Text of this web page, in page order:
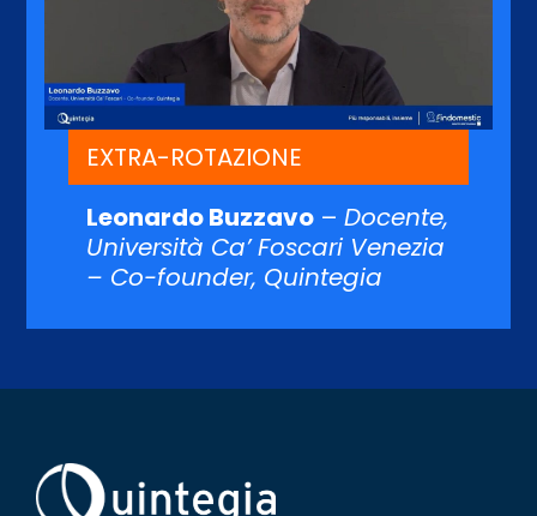
EXTRA-ROTAZIONE
Leonardo Buzzavo –Docente,
Università Ca’ Foscari Venezia
– Co-founder, Quintegia